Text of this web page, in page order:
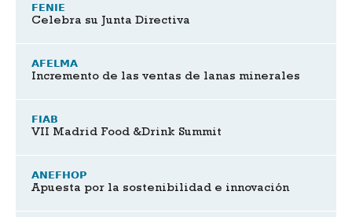
FENIE
Celebra su Junta Directiva
AFELMA
Incremento de las ventas de lanas minerales
FIAB
VII Madrid Food &Drink Summit
ANEFHOP
Apuesta por la sostenibilidad e innovación